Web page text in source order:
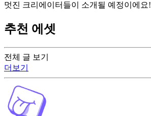
전체 글 보기
더보기
멋진 크리에이터들이 소개될 예정이에요!
추천 에셋